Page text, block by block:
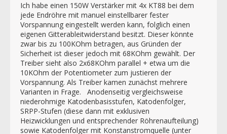
Ich habe einen 150W Verstärker mit 4x KT88 bei dem
jede Endröhre mit manuel einstellbarer fester
Vorspannung eingestellt werden kann, folglich einen
eigenen Gitterableitwiderstand besitzt. Dieser könnte
zwar bis zu 100KOhm betragen, aus Gründen der
Sicherheit ist dieser jedoch mit 68KOhm gewählt. Der
Treiber sieht also 2x68KOhm parallel + etwa um die
10KOhm der Potentiometer zum justieren der
Vorspannung. Als Treiber kamen zunächst mehrere
Varianten in Frage. Anodenseitig vergleichsweise
niederohmige Katodenbasisstufen, Katodenfolger,
SRPP-Stufen (diese dann mit exklusiven
Heizwicklungen und entsprechender Röhrenaufteilung)
sowie Katodenfolger mit Konstanstromquelle (unter